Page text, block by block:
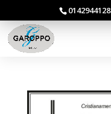
0142944128